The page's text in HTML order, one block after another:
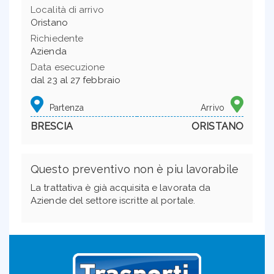
Località di arrivo
Oristano
Richiedente
Azienda
Data esecuzione
dal 23 al 27 febbraio
Partenza Arrivo
BRESCIA ORISTANO
Questo preventivo non è piu lavorabile
La trattativa è già acquisita e lavorata da
Aziende del settore iscritte al portale.